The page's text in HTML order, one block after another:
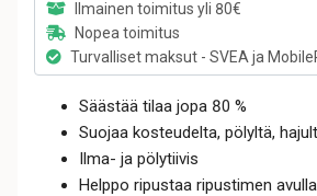
Ilmainen toimitus yli 80€
Nopea toimitus
Turvalliset maksut - SVEA ja
Säästää tilaa jopa 80 %
Suojaa kosteudelta, pölyltä,
Ilma- ja pölytiivis
Helppo ripustaa ripustimen avulla